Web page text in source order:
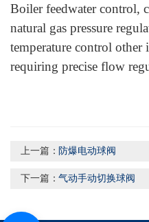
Boiler feedwater control,
natural gas pressure
temperature control other
requiring precise flow
上一篇： 防爆电动球阀
下一篇：气动手动切换球阀